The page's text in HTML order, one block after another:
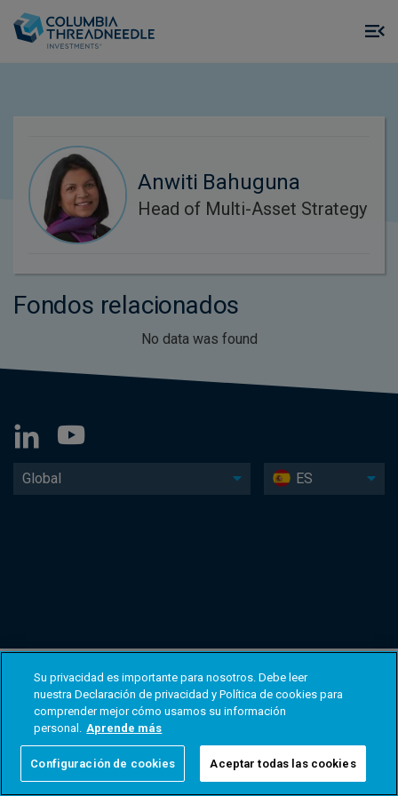
Anwiti Bahuguna
Head of Multi-Asset Strategy
Fondos relacionados
No data was found
Global ES
Su privacidad es importante para nosotros. Debe leer
nuestra Declaración de privacidad y Política de cookies para
comprender mejor cómo usamos su información
personal. Aprende más
Configuración de cookies Aceptar todas las cookies